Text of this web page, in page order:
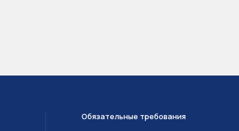
Обязательные требования